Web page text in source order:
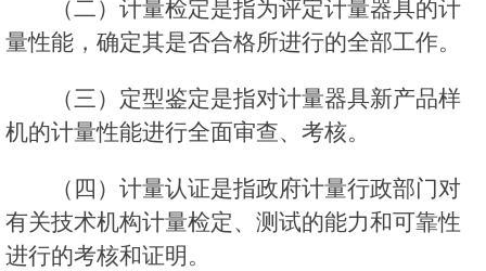
（二）计量检定是指为评定计量器具的计
量性能，确定其是否合格所进行的全部工作。
（三）定型鉴定是指对计量器具新产品样
机的计量性能进行全面审查、考核。
（四）计量认证是指政府计量行政部门对
有关技术机构计量检定、测试的能力和可靠性
进行的考核和证明。